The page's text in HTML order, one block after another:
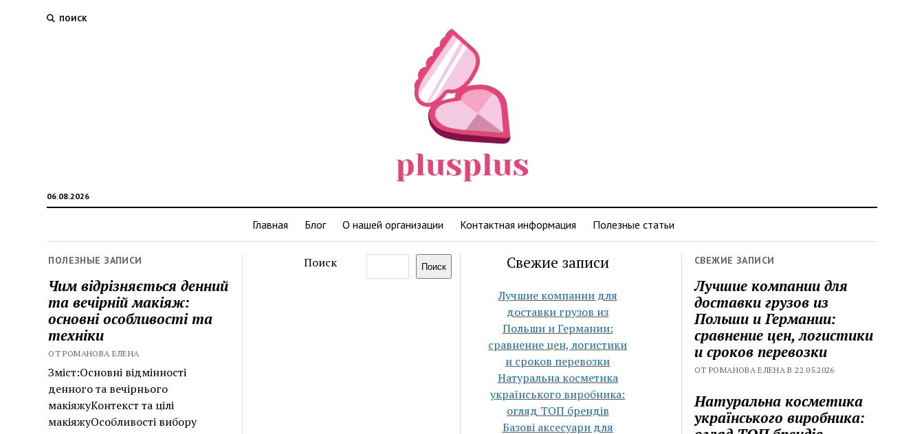
ПОИСК
06.08.2026
Главная Блог О нашей организации Контактная информация Полезные статьи
ПОЛЕЗНЫЕ ЗАПИСИ
Чим відрізняється денний
та вечірній макіяж:
основні особливості та
техніки
ОТ РОМАНОВА ЕЛЕНА
Зміст:Основні відмінності
денного та вечірнього
макіяжуКонтекст та цілі
макіяжуОсобливості вибору
Поиск Поиск Свежие записи
Лучшие компании для
доставки грузов из
Польши и Германии:
сравнение цен, логистики
и сроков перевозки
Натуральна косметика
українського виробника:
огляд ТОП брендів
Базові аксесуари для
СВЕЖИЕ ЗАПИСИ
Лучшие компании для
доставки грузов из
Польши и Германии:
сравнение цен, логистики
и сроков перевозки
ОТ РОМАНОВА ЕЛЕНА В 22.05.2026
Натуральна косметика
українського виробника: